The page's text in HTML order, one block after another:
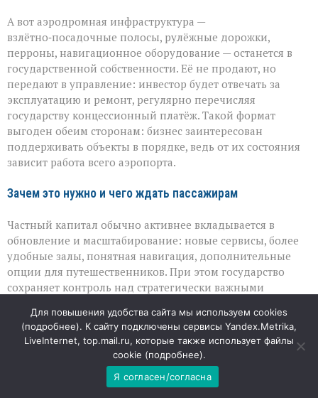
А вот аэродромная инфраструктура —
взлётно‑посадочные полосы, рулёжные дорожки,
перроны, навигационное оборудование — останется в
государственной собственности. Её не продают, но
передают в управление: инвестор будет отвечать за
эксплуатацию и ремонт, регулярно перечисляя
государству концессионный платёж. Такой формат
выгоден обеим сторонам: бизнес заинтересован
поддерживать объекты в порядке, ведь от их состояния
зависит работа всего аэропорта.
Зачем это нужно и чего ждать пассажирам
Частный капитал обычно активнее вкладывается в
обновление и масштабирование: новые сервисы, более
удобные залы, понятная навигация, дополнительные
опции для путешественников. При этом государство
сохраняет контроль над стратегически важными
способностью полос, общим направлением развития. В
итоге пассажиры могут получить более комфортную
среду без потери устойчивости и надёжности авиаузла.
Для повышения удобства сайта мы используем cookies
(подробнее). К сайту подключены сервисы Yandex.Metrika,
LiveInternet, top.mail.ru, которые также использует файлы
cookie (подробнее).
Я согласен/согласна